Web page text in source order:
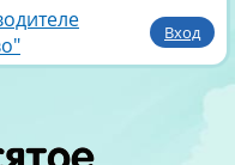
Вход